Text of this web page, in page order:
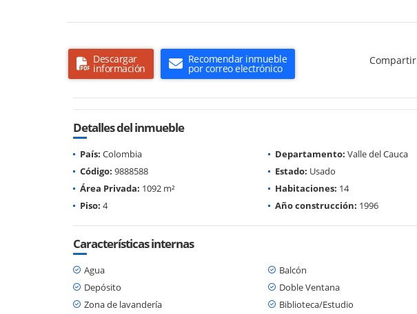
Descargar
información
Recomendar inmueble
por correo electrónico
Compartir
Detalles del inmueble
País: Colombia Departamento: Valle del Cauca
Código: 9888588 Estado: Usado
Área Privada: 1092 m² Habitaciones: 14
Piso: 4 Año construcción: 1996
Características internas
Agua Balcón
Depósito
Doble Ventana
Zona de lavandería
Biblioteca/Estudio